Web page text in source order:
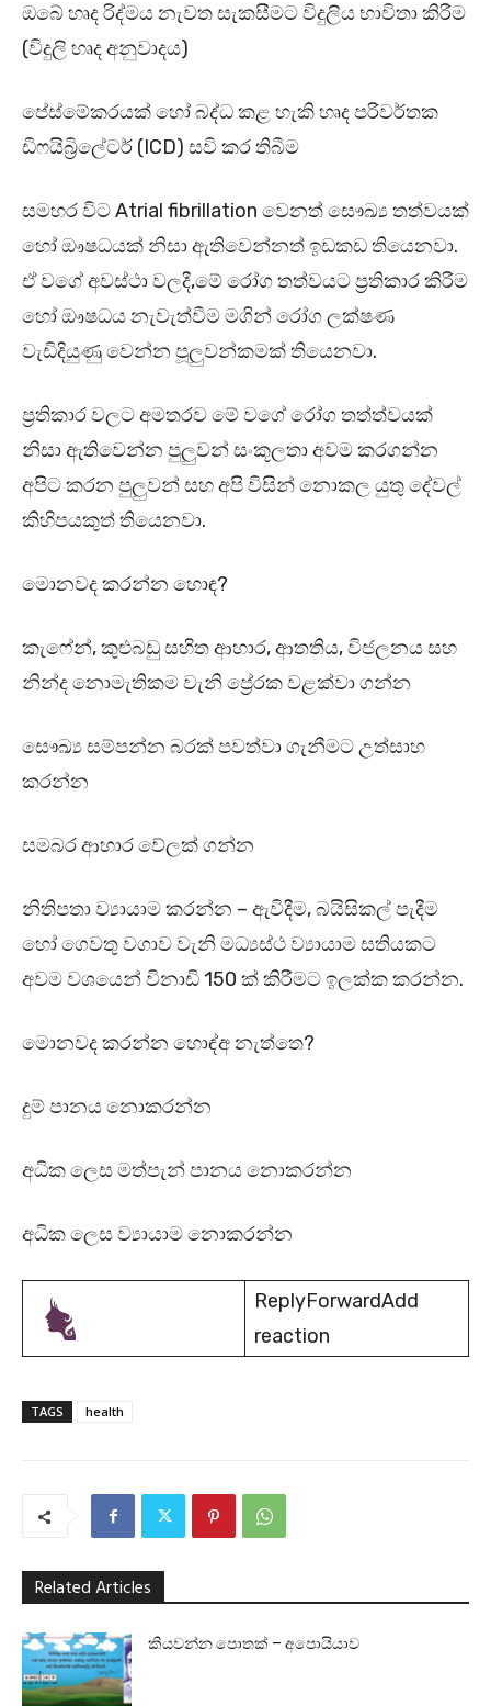
ඔබේ හෘද රිද්මය නැවත සැකසීමට විදුලිය භාවිතා කිරීම
(විදුලි හෘද අනුවාදය)
පේස්මේකරයක් හෝ බද්ධ කළ හැකි හෘද පරිවර්තක
ඩිෆයිබ්‍රිලේටර් (ICD) සවි කර තිබීම
සමහර විට Atrial fibrillation වෙනත් සෞඛ්‍ය තත්වයක්
හෝ ඖෂධයක් නිසා ඇතිවෙන්නත් ඉඩකඩ තියෙනවා.
ඒ වගේ අවස්ථා වලදී,මේ රෝග තත්වයට ප්‍රතිකාර කිරීම
හෝ ඖෂධය නැවැත්වීම මගින් රෝග ලක්ෂණ
වැඩිදියුණු වෙන්න පූලුවන්කමක් තියෙනවා.
ප්‍රතිකාර වලට අමතරව මේ වගේ රෝග තත්ත්වයක්
නිසා ඇතිවෙන්න පුලුවන් සංකූලතා අවම කරගන්න
අපිට කරන පුලුවන් සහ අපි විසින් නොකල යුතු දේවල්
කිහිපයකුත් තියෙනවා.
මොනවද කරන්න හොඳ?
කැෆේන්, කුළුබඩු සහිත ආහාර, ආතතිය, විජලනය සහ
නින්ද නොමැතිකම වැනි ප්‍රේරක වළක්වා ගන්න
සෞඛ්‍ය සම්පන්න බරක් පවත්වා ගැනීමට උත්සාහ
කරන්න
සමබර ආහාර වේලක් ගන්න
නිතිපතා ව්‍යායාම කරන්න – ඇවිදීම, බයිසිකල් පැදීම
හෝ ගෙවතු වගාව වැනි මධ්‍යස්ථ ව්‍යායාම සතියකට
අවම වශයෙන් විනාඩි 150 ක් කිරීමට ඉලක්ක කරන්න.
මොනවද කරන්න හොඳ්අ නැත්තෙ?
දුම් පානය නොකරන්න
අධික ලෙස මත්පැන් පානය නොකරන්න
අධික ලෙස ව්‍යායාම නොකරන්න
ReplyForwardAdd
reaction
TAGS health
Related Articles
කියවන්න පොතක් – අපොයියාව